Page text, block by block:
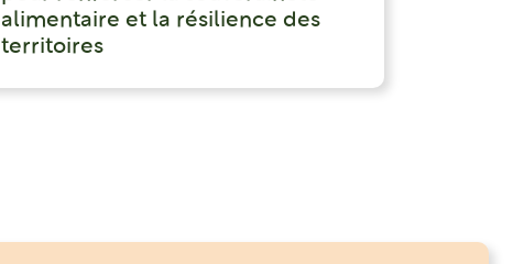
alimentaire et la résilience des
territoires